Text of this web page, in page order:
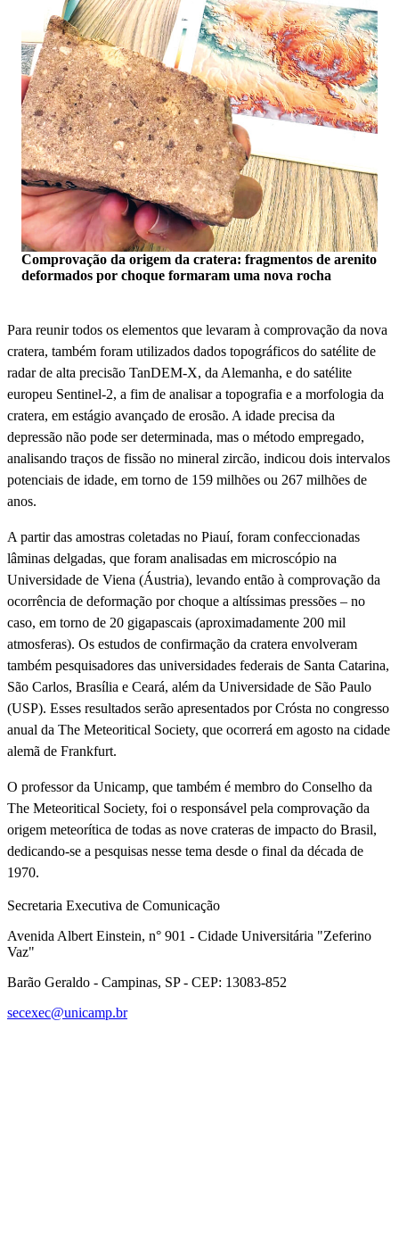
Comprovação da origem da cratera: fragmentos de arenito
deformados por choque formaram uma nova rocha
Para reunir todos os elementos que levaram à comprovação da nova
cratera, também foram utilizados dados topográficos do satélite de
radar de alta precisão TanDEM-X, da Alemanha, e do satélite
europeu Sentinel-2, a fim de analisar a topografia e a morfologia da
cratera, em estágio avançado de erosão. A idade precisa da
depressão não pode ser determinada, mas o método empregado,
analisando traços de fissão no mineral zircão, indicou dois intervalos
potenciais de idade, em torno de 159 milhões ou 267 milhões de
anos.
A partir das amostras coletadas no Piauí, foram confeccionadas
lâminas delgadas, que foram analisadas em microscópio na
Universidade de Viena (Áustria), levando então à comprovação da
ocorrência de deformação por choque a altíssimas pressões – no
caso, em torno de 20 gigapascais (aproximadamente 200 mil
atmosferas). Os estudos de confirmação da cratera envolveram
também pesquisadores das universidades federais de Santa Catarina,
São Carlos, Brasília e Ceará, além da Universidade de São Paulo
(USP). Esses resultados serão apresentados por Crósta no congresso
anual da The Meteoritical Society, que ocorrerá em agosto na cidade
alemã de Frankfurt.
O professor da Unicamp, que também é membro do Conselho da
The Meteoritical Society, foi o responsável pela comprovação da
origem meteorítica de todas as nove crateras de impacto do Brasil,
dedicando-se a pesquisas nesse tema desde o final da década de
1970.
Secretaria Executiva de Comunicação
Avenida Albert Einstein, n° 901 - Cidade Universitária "Zeferino
Vaz"
Barão Geraldo - Campinas, SP - CEP: 13083-852
secexec@unicamp.br